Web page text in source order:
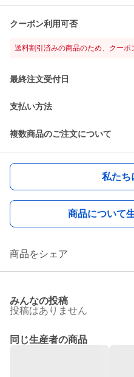
クーポン利用可否
送料割引済みの商品のため、クーポ
最終注文受付日
支払い方法
複数商品のご注文について
私たち
商品について
商品をシェア
みんなの投稿
投稿はありません
同じ生産者の商品